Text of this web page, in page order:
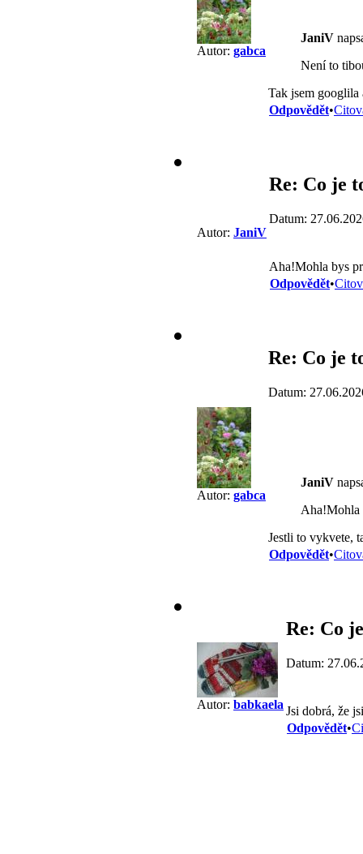
Autor: gabca
JaniV
Není to
Tak jsem googlila
Odpovědět•
Autor: JaniV
Re: Co je
Datum:
Aha!Mohla bys
Odpovědět•
Autor: gabca
Re: Co je
Datum:
JaniV
Aha!Mohla
Jestli to vykvete,
Odpovědět•
Autor: babkaela
Re: Co
Datum:
Jsi dobrá, že
Odpovědět•